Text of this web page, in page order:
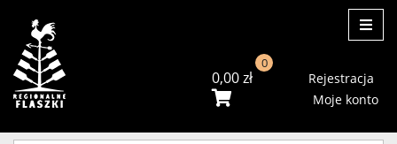
0,00zł
0
Rejestracja
Moje konto